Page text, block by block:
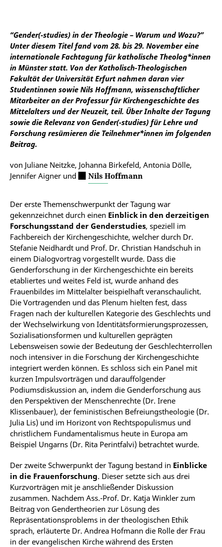
“Gender(-studies) in der Theologie – Warum und Wozu?”
Unter diesem Titel fand vom 28. bis 29. November eine
internationale Fachtagung für katholische Theolog*innen
in Münster statt. Von der Katholisch-Theologischen
Fakultät der Universität Erfurt nahmen daran vier
Studentinnen sowie Nils Hoffmann, wissenschaftlicher
Mitarbeiter an der Professur für Kirchengeschichte des
Mittelalters und der Neuzeit, teil. Über Inhalte der Tagung
sowie die Relevanz von Gender(-studies) für Lehre und
Forschung resümieren die Teilnehmer*innen im folgenden
Beitrag.
von Juliane Neitzke, Johanna Birkefeld, Antonia Dölle,
Jennifer Aigner und
Nils Hoffmann
Der erste Themenschwerpunkt der Tagung war
gekennzeichnet durch einen Einblick in den derzeitigen
Forschungsstand der Genderstudies, speziell im
Fachbereich der Kirchengeschichte, welcher durch Dr.
Stefanie Neidhardt und Prof. Dr. Christian Handschuh in
einem Dialogvortrag vorgestellt wurde. Dass die
Genderforschung in der Kirchengeschichte ein bereits
etabliertes und weites Feld ist, wurde anhand des
Frauenbildes im Mittelalter beispielhaft veranschaulicht.
Die Vortragenden und das Plenum hielten fest, dass
Fragen nach der kulturellen Kategorie des Geschlechts und
der Wechselwirkung von Identitätsformierungsprozessen,
Sozialisationsformen und kulturellen geprägten
Lebensweisen sowie der Bedeutung der Geschlechterrollen
noch intensiver in die Forschung der Kirchengeschichte
integriert werden können. Es schloss sich ein Panel mit
kurzen Impulsvorträgen und darauffolgender
Podiumsdiskussion an, indem die Genderforschung aus
den Perspektiven der Menschenrechte (Dr. Irene
Klissenbauer), der feministischen Befreiungstheologie (Dr.
Julia Lis) und im Horizont von Rechtspopulismus und
christlichem Fundamentalismus heute in Europa am
Beispiel Ungarns (Dr. Rita Perintfalvi) betrachtet wurde.
Der zweite Schwerpunkt der Tagung bestand in Einblicke
in die Frauenforschung. Dieser setzte sich aus drei
Kurzvorträgen mit je anschließender Diskussion
zusammen. Nachdem Ass.-Prof. Dr. Katja Winkler zum
Beitrag von Gendertheorien zur Lösung des
Repräsentationsproblems in der theologischen Ethik
sprach, erläuterte Dr. Andrea Hofmann die Rolle der Frau
in der evangelischen Kirche während des Ersten